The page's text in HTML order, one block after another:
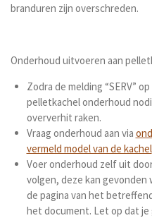
branduren zijn overschreden.
Onderhoud uitvoeren aan
Zodra de melding “SERV”
pelletkachel onderhoud
oververhit raken.
Vraag onderhoud aan via
vermeld model van de kachel
Voer onderhoud zelf uit
volgen, deze kan gevonden
de pagina van het
het document. Let op dat